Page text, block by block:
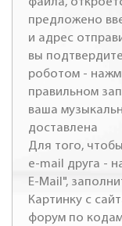
предложено
и адрес
вы
роботом -
правильном
ваша
доставлена
Для того,
e-mail друга -
E-Mail",
Картинку с
форум по